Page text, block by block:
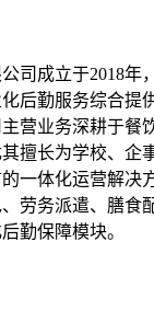
司成立于2018年
后勤服务综合提
营业务深耕于餐
擅长为学校、企
一体化运营解决
劳务派遣、膳食
勤保障模块。